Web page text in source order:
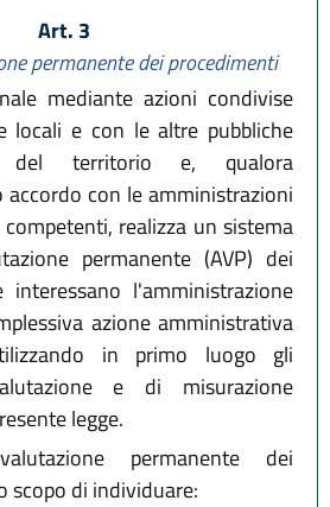
Art. 3
permanente dei procedimenti
mediante azioni condivise
locali e con le altre pubbliche
del territorio e, qualora
accordo con le amministrazioni
realizza un sistema
permanente (AVP) dei
interessano l'amministrazione
azione amministrativa
in primo luogo gli
e di misurazione
legge.
permanente dei
scopo di individuare: